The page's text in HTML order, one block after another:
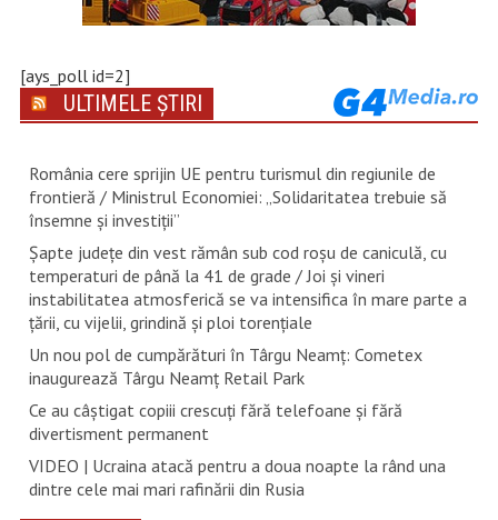
[ays_poll id=2]
ULTIMELE ȘTIRI
România cere sprijin UE pentru turismul din regiunile de
frontieră / Ministrul Economiei: „Solidaritatea trebuie să
însemne și investiții”
Șapte județe din vest rămân sub cod roșu de caniculă, cu
temperaturi de până la 41 de grade / Joi și vineri
instabilitatea atmosferică se va intensifica în mare parte a
țării, cu vijelii, grindină și ploi torențiale
Un nou pol de cumpărături în Târgu Neamț: Cometex
inaugurează Târgu Neamț Retail Park
Ce au câștigat copiii crescuți fără telefoane și fără
divertisment permanent
VIDEO | Ucraina atacă pentru a doua noapte la rând una
dintre cele mai mari rafinării din Rusia